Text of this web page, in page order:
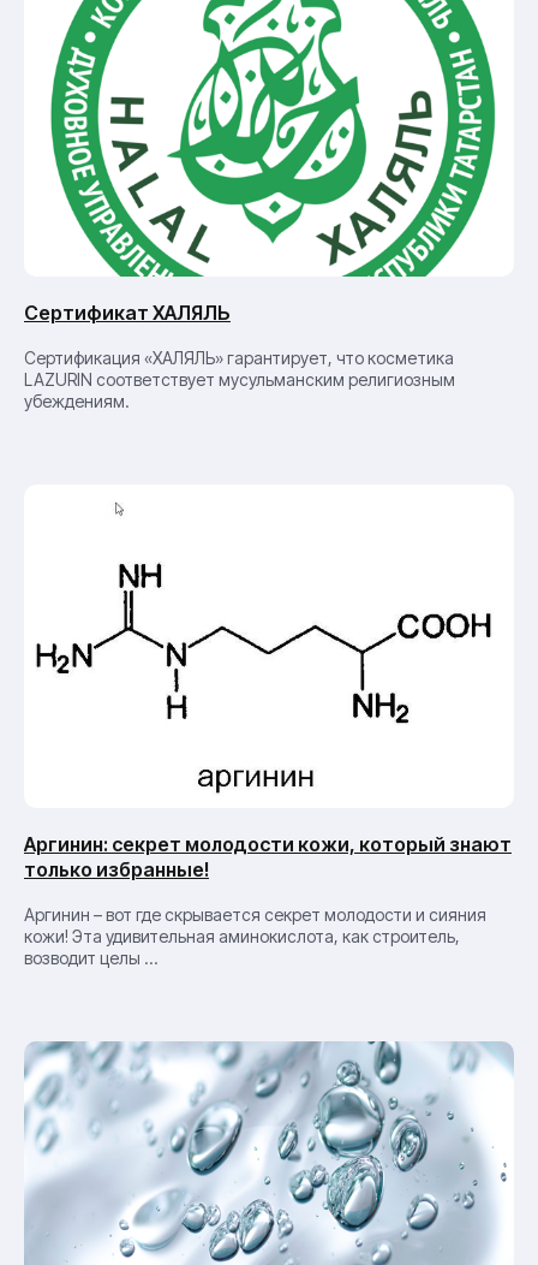
Сертификат ХАЛЯЛЬ
Сертификация «ХАЛЯЛЬ» гарантирует, что косметика
LAZURIN соответствует мусульманским религиозным
убеждениям.
Аргинин: секрет молодости кожи, который знают
только избранные!
Аргинин – вот где скрывается секрет молодости и сияния
кожи! Эта удивительная аминокислота, как строитель,
возводит целы ...